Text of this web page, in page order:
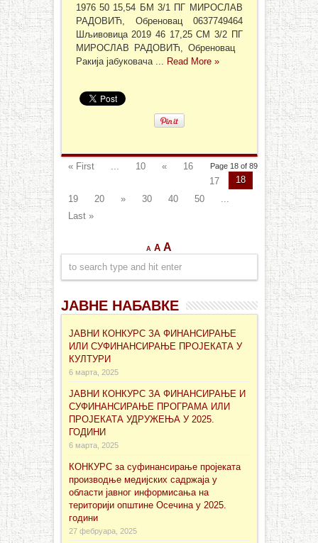
1976 50 15,54 БМ 3/1 ПГ МИРОСЛАВ
РАДОВИЋ, Обреновац 0637749464
Шљивовица 2019 46 17,25 СМ 3/2 ПГ
МИРОСЛАВ РАДОВИЋ, Обреновац
Ракија јабуковача ... Read More »
Page 18 of 89
« First 10 «
16
17
18
19
20 » 30 40 50
Last »
A A A
ЈАВНЕ НАБАВКЕ
ЈАВНИ КОНКУРС ЗА ФИНАНСИРАЊЕ
ИЛИ СУФИНАНСИРАЊЕ ПРОЈЕКАТА У
КУЛТУРИ
6 марта, 2025
ЈАВНИ КОНКУРС ЗА ФИНАНСИРАЊЕ И
СУФИНАНСИРАЊЕ ПРОГРАМА ИЛИ
ПРОЈЕКАТА УДРУЖЕЊА У 2025.
ГОДИНИ
6 марта, 2025
КОНКУРС за суфинансирање проjеката
производње медијских садржаја у
области јавног информисања на
територији општине Осечина у 2025.
години
27 фебруара, 2025